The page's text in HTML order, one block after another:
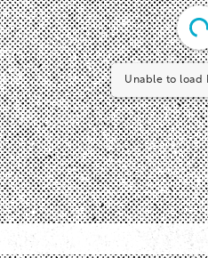
Unable to load